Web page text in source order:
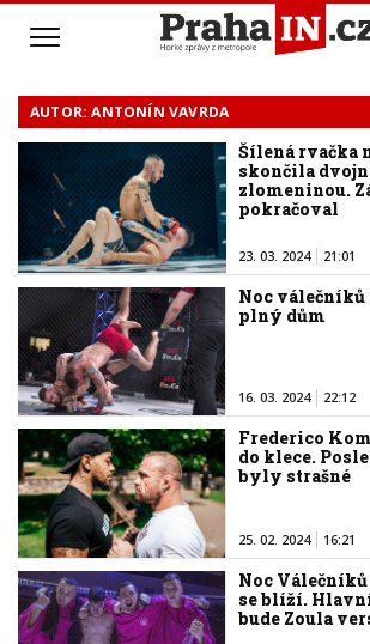
AUTOR: ANTONÍN VAVRDA
Šílená rvačka
skončila
zlomeninou.
pokračoval
23. 03. 2024 21:01
Noc válečníků
plný dům
16. 03. 2024 22:12
Frederico
do klece.
byly strašné
25. 02. 2024 16:21
Noc
se blíží.
bude Zoula